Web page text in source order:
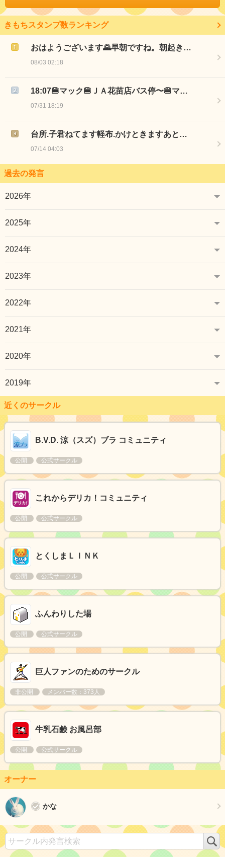
きもちスタンプ数ランキング
おはようございます🌄早朝ですね。朝起き…
08/03 02:18
18:07🍔マック🍔ＪＡ花苗店バス停〜🍔マ…
07/31 18:19
台所.子君ねてます軽布.かけときますあと…
07/14 04:03
過去の発言
2026年
2025年
2024年
2023年
2022年
2021年
2020年
2019年
近くのサークル
B.V.D. 涼（スズ）ブラ コミュニティ
公開 公式サークル
これからデリカ！コミュニティ
公開 公式サークル
とくしまＬＩＮＫ
公開 公式サークル
ふんわりした場
公開 公式サークル
巨人ファンのためのサークル
非公開 メンバー数：373人
牛乳石鹸 お風呂部
公開 公式サークル
オーナー
かな
検
索